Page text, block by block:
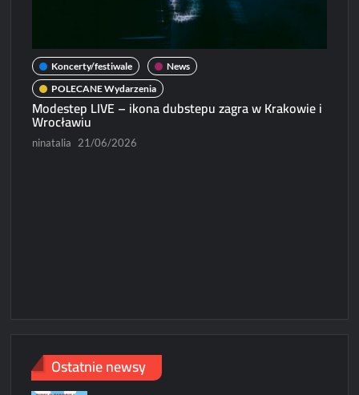
Koncerty/festiwale
News
POLECANE Wydarzenia
Modestep LIVE – ikona dubstepu zagra w Krakowie i
Wrocławiu
ninatalia 21/06/2026
Ostatnie newsy